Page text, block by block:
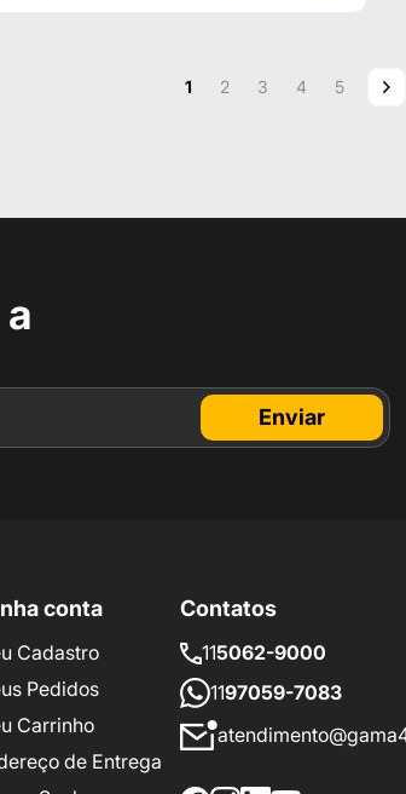
Página
Você esta lendo a pagina
1 Página
2 Página
3 Página
4 Página
5
Enviar
conta
Cadastro
Pedidos
Carrinho
de Entrega
Contatos
115062-9000
1197059-7083